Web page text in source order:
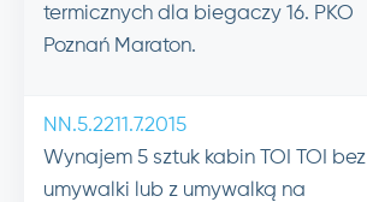
termicznych dla biegaczy 16. PKO
Poznań Maraton.
NN.5.2211.7.2015
Wynajem 5 sztuk kabin TOI TOI bez
umywalki lub z umywalką na